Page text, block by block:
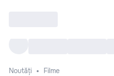
Noutăți Filme